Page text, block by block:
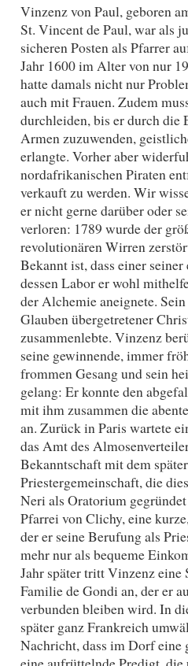
Vinzenz von Paul, geboren
St. Vincent de Paul, war als
sicheren Posten als Pfarrer
Jahr 1600 im Alter von nur
hatte damals nicht nur
auch mit Frauen. Zudem
durchleiden, bis er durch die
Armen zuzuwenden,
erlangte. Vorher aber
nordafrikanischen Piraten
verkauft zu werden. Wir
er nicht gerne darüber oder
verloren: 1789 wurde der
revolutionären Wirren
Bekannt ist, dass einer
dessen Labor er wohl
der Alchemie aneignete.
Glauben übergetretener
zusammenlebte. Vinzenz
seine gewinnende, immer
frommen Gesang und sein
gelang: Er konnte den
mit ihm zusammen die
an. Zurück in Paris wartete
das Amt des
Bekanntschaft mit dem
Priestergemeinschaft, die
Neri als Oratorium
Pfarrei von Clichy, eine
der er seine Berufung als
mehr nur als bequeme
Jahr später tritt Vinzenz eine
Familie de Gondi an, der er
verbunden bleiben wird. In
später ganz Frankreich
Nachricht, dass im Dorf eine